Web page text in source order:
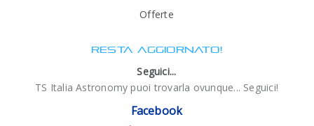
Offerte
RESTA AGGIORNATO!
Seguici...
TS Italia Astronomy puoi trovarla ovunque... Seguici!
Facebook